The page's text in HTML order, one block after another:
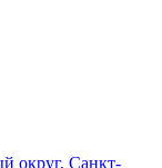
округ, Санкт-